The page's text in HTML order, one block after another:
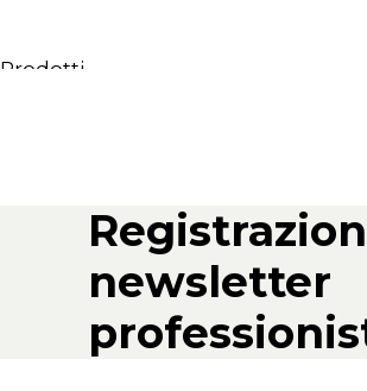
Prodotti
Contenitori
Specchi
Lampade
newsletter